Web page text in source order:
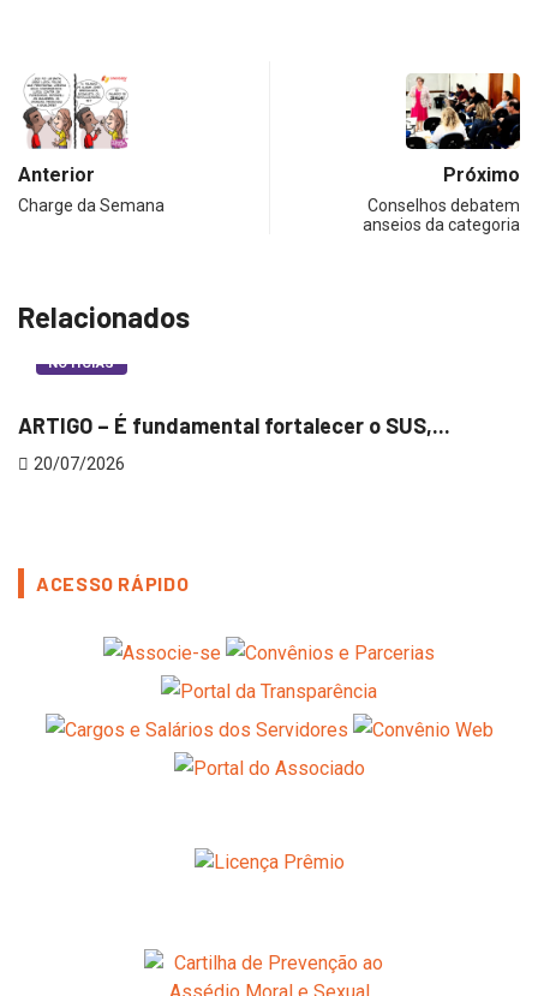
Anterior
Charge da Semana
Próximo
Conselhos debatem
anseios da categoria
Relacionados
NOTÍCIAS
ARTIGO – É fundamental fortalecer o SUS,...
20/07/2026
ACESSO RÁPIDO